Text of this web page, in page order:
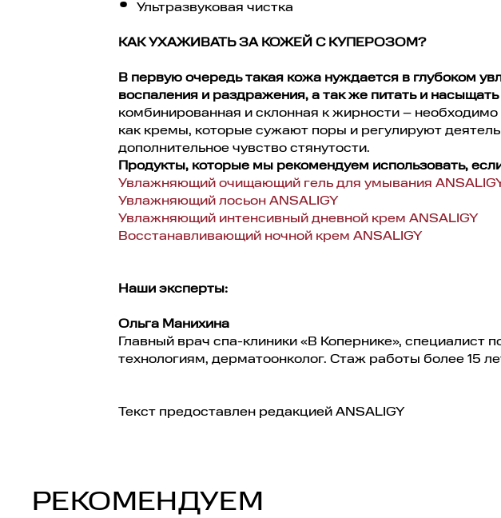
Ультразвуковая чистка
КАК УХАЖИВАТЬ ЗА КОЖЕЙ С КУПЕРОЗОМ?
В первую очередь такая кожа нуждается в глубоком
воспаления и раздражения, а так же питать и насыщать
комбинированная и склонная к жирности –
как кремы, которые сужают поры и регулируют
дополнительное чувство стянутости.
Продукты, которые мы рекомендуем использовать,
Увлажняющий очищающий гель для умывания
Увлажняющий лосьон ANSALIGY
Увлажняющий интенсивный дневной крем ANSALIGY
Восстанавливающий ночной крем ANSALIGY
Наши эксперты:
Ольга Манихина
Главный врач спа-клиники «В Копернике», специалист
технологиям, дерматоонколог. Стаж работы более 15
Текст предоставлен редакцией ANSALIGY
РЕКОМЕНДУЕМ